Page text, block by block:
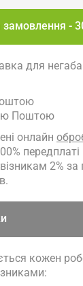
-
для
Поштою
онлайн
2% за
кожен